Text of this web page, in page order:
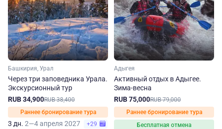
Башкирия, Урал
Через три заповедника Урала.
Экскурсионный тур
RUB 34,900RUB 38,400
Раннее бронирование тура
3 дн. 2—4 апреля 2027 +29
Адыгея
Активный отдых в Адыгее.
Зима-весна
RUB 75,000RUB 79,000
Раннее бронирование тура
Бесплатная отмена